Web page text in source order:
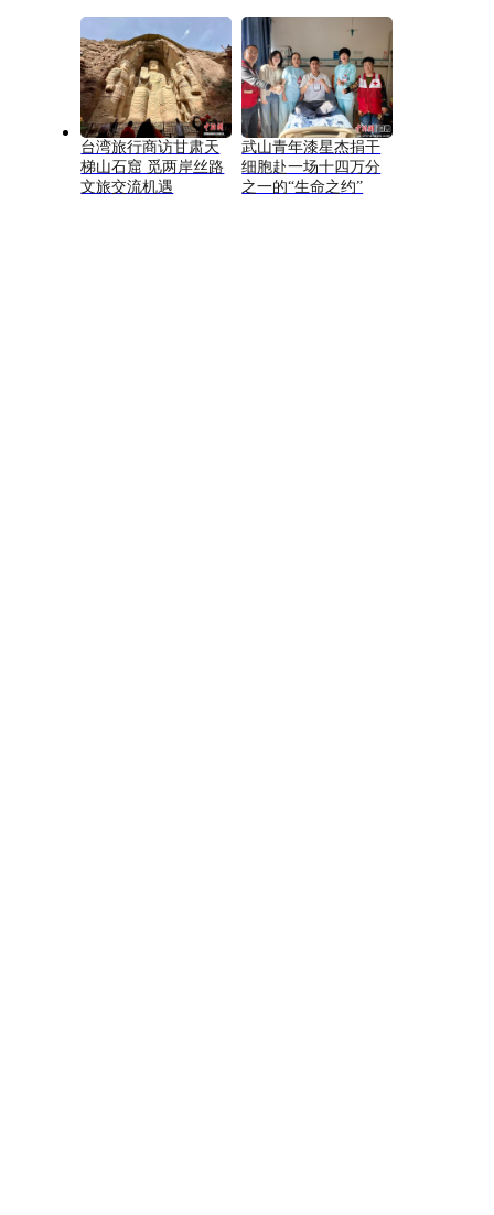
台湾旅行商访甘肃天
梯山石窟 觅两岸丝路
文旅交流机遇
武山青年漆星杰捐干
细胞赴一场十四万分
之一的“生命之约”